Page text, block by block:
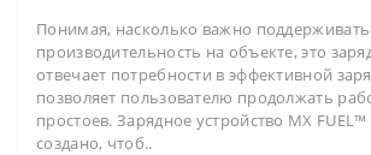
Понимая, насколько важно поддерживать
производительность на объекте, это
отвечает потребности в эффективной
позволяет пользователю продолжать
простоев. Зарядное устройство MX
создано, чтоб..